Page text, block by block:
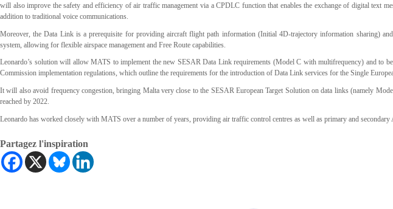
will also improve the safety and efficiency of air traffic management via a CPDLC function that enables the exchange of digital text
addition to traditional voice communications.
Moreover, the Data Link is a prerequisite for providing aircraft flight path information (Initial 4D-trajectory information sharing)
system, allowing for flexible airspace management and Free Route capabilities.
Leonardo’s solution will allow MATS to implement the new SESAR Data Link requirements (Model C with multifrequency) and to
Commission implementation regulations, which outline the requirements for the introduction of Data Link services for the Single
It will also avoid frequency congestion, bringing Malta very close to the SESAR European Target Solution on data links (namely
reached by 2022.
Leonardo has worked closely with MATS over a number of years, providing air traffic control centres as well as primary and secondary
Partagez l'inspiration